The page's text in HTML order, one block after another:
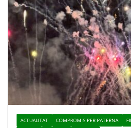
ACTUALITAT COMPROMIS PER PATERNA